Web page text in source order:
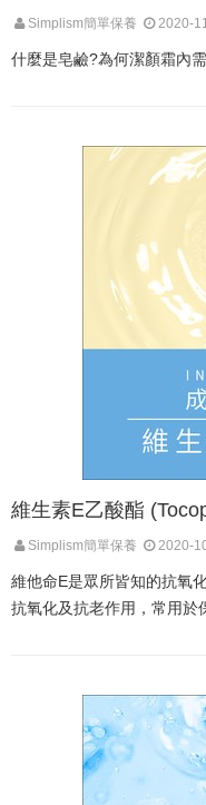
Simplism簡單保養 2020-
什麼是皂鹼?為何潔顏霜內
維生素E乙酸酯
Simplism簡單保養 2020-
維他命E是眾所皆知的抗氧
抗氧化及抗老作用，常用於